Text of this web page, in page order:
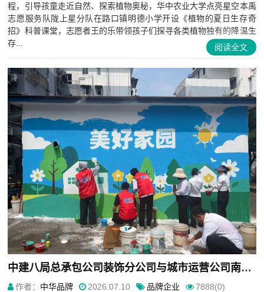
程，引导孩童走近自然、探索植物奥秘，华中农业大学点亮星空本禹
志愿服务队陇上星分队在路口镇明德小学开设《植物的夏日生存奇
招》科普课堂，志愿者王的乐带领孩子们探寻各类植物独有的降温生
存...
阅读全文
中建八局总承包公司装饰分公司与城市运营公司南方分公司开展社区墙绘主题团建联建活动
作者： 中华品牌 2026.07.10 品牌企业
7888(0)